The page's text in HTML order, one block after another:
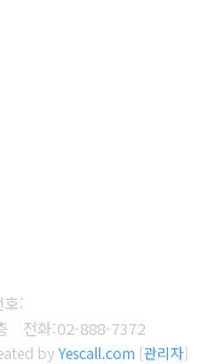
호:
전화:02-888-7372
byYescall.com [관리자]